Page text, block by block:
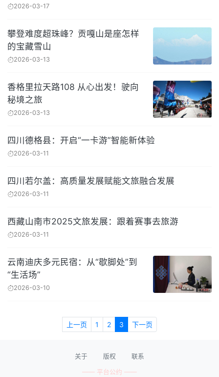
2026-03-17
攀登难度超珠峰？贡嘎山是座怎样
的宝藏雪山
2026-03-13
香格里拉天路108 从心出发！驶向
秘境之旅
2026-03-13
四川德格县：开启“一卡游”智能新体验
2026-03-11
四川若尔盖：高质量发展赋能文旅融合发展
2026-03-11
西藏山南市2025文旅发展：跟着赛事去旅游
2026-03-11
云南迪庆多元民宿：从“歇脚处”到
“生活场”
2026-03-10
上一页 1 2 3 下一页
关于 版权 联系
—— 平台公约 ——